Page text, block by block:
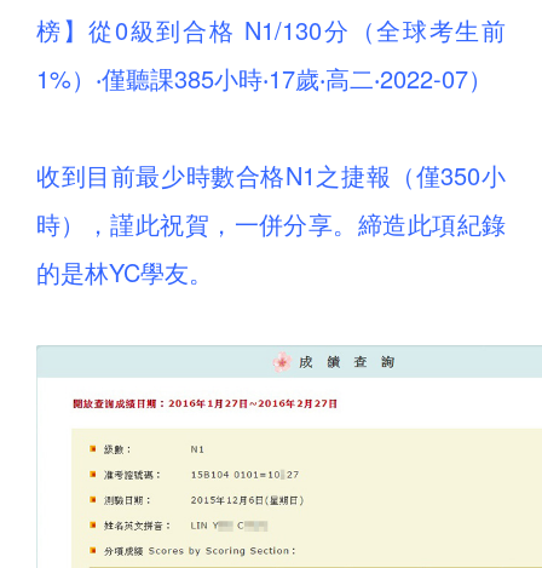
榜】從0級到合格 N1/130分（全球考生前
1%）‧僅聽課385小時‧17歲‧高二‧2022-07）
收到目前最少時數合格N1之捷報（僅350小
時），謹此祝賀，一併分享。締造此項紀錄
的是林YC學友。